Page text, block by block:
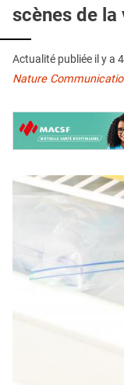
CRÉDITS
scènes de la
Actualité publiée il y a
Nature